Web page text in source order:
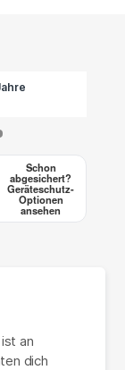
Schon
abgesichert?
Geräteschutz-
Optionen
ansehen
an
dich